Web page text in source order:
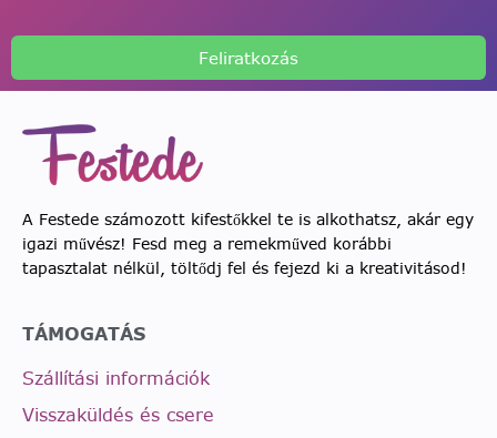
Feliratkozás
A Festede számozott kifestőkkel te is alkothatsz, akár egy
igazi művész! Fesd meg a remekműved korábbi
tapasztalat nélkül, töltődj fel és fejezd ki a kreativitásod!
TÁMOGATÁS
Szállítási információk
Visszaküldés és csere